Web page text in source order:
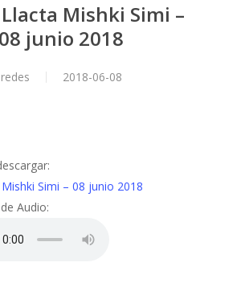
Mishki Simi –
08 junio 2018
redes 2018-06-08
Simi – 08 junio 2018
Audio: